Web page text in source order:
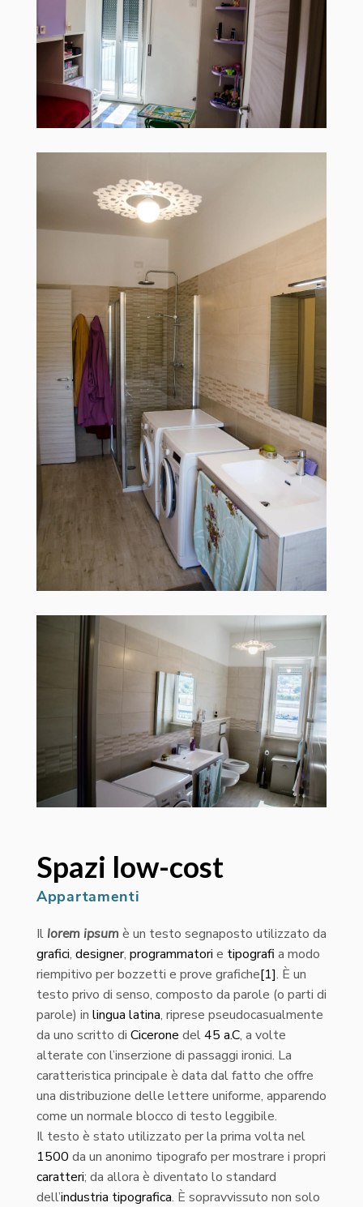
Spazi low-cost
Appartamenti
Il lorem ipsumè un testo segnaposto utilizzato da
grafici, designer, programmatori e tipografi a modo
riempitivo per bozzetti e prove grafiche[1]. È un
testo privo di senso, composto da parole (o parti di
parole) in lingua latina, riprese pseudocasualmente
da uno scritto di Cicerone del45 a.C, a volte
alterate con l’inserzione di passaggi ironici. La
caratteristica principale è data dal fatto che offre
una distribuzione delle lettere uniforme, apparendo
come un normale blocco di testo leggibile.
Il testo è stato utilizzato per la prima volta nel
1500 da un anonimo tipografo per mostrare i propri
caratteri; da allora è diventato lo standard
dell’industria tipografica. È sopravvissuto non solo